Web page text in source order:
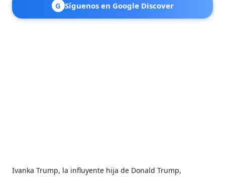
G Síguenos en Google Discover
Ivanka Trump, la influyente hija de Donald Trump,